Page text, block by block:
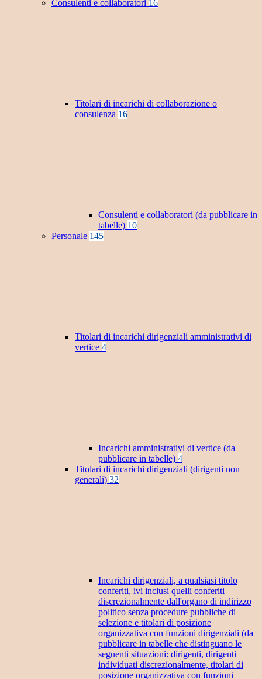
Consulenti e collaboratori 16
Titolari di incarichi di collaborazione o
consulenza 16
Consulenti e collaboratori (da pubblicare in
tabelle) 10
Personale 145
Titolari di incarichi dirigenziali amministrativi di
vertice 4
Incarichi amministrativi di vertice (da
pubblicare in tabelle) 4
Titolari di incarichi dirigenziali (dirigenti non
generali) 32
Incarichi dirigenziali, a qualsiasi titolo
conferiti, ivi inclusi quelli conferiti
discrezionalmente dall'organo di indirizzo
politico senza procedure pubbliche di
selezione e titolari di posizione
organizzativa con funzioni dirigenziali (da
pubblicare in tabelle che distinguano le
seguenti situazioni: dirigenti, dirigenti
individuati discrezionalmente, titolari di
posizione organizzativa con funzioni